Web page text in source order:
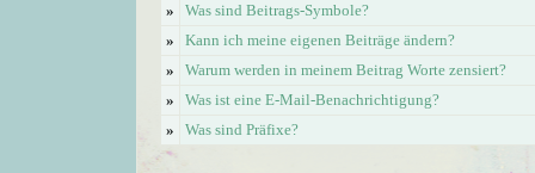
»
Was sind Beitrags-Symbole?
»
Kann ich meine eigenen Beiträge ändern?
»
Warum werden in meinem Beitrag Worte zensiert?
»
Was ist eine E-Mail-Benachrichtigung?
»
Was sind Präfixe?